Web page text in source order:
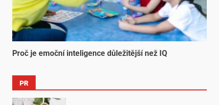
Proč je emoční inteligence důležitější než IQ
PR